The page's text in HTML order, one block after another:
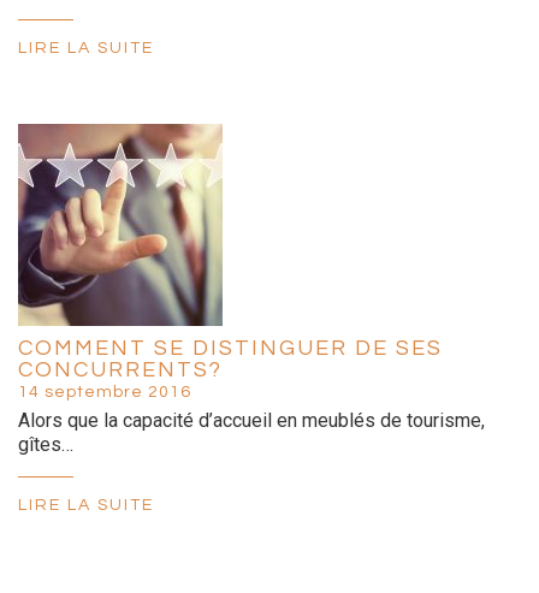
LIRE LA SUITE
COMMENT SE DISTINGUER DE SES
CONCURRENTS?
14 septembre 2016
Alors que la capacité d’accueil en meublés de tourisme,
gîtes…
LIRE LA SUITE